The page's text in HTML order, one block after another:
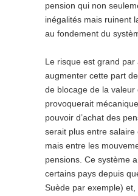
pension qui non
inégalités mais ruinent
au fondement du
Le risque est grand par
augmenter cette part
de blocage de la valeur
provoquerait
pouvoir d’achat des
serait plus entre
mais entre les
pensions. Ce système
certains pays depuis
Suède par exemple) et,